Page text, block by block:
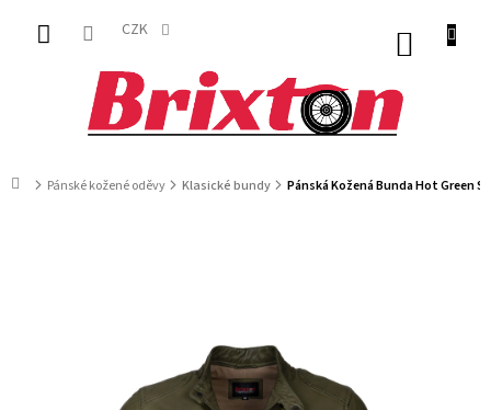
obsah
CZK
DomůPánské kožené oděvy Klasické bundy Pánská Kožená Bunda Hot Green